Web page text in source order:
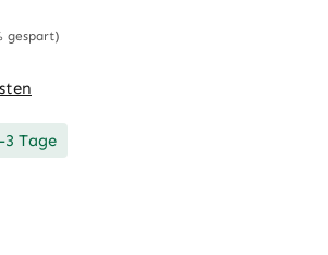
gespart)
Tage